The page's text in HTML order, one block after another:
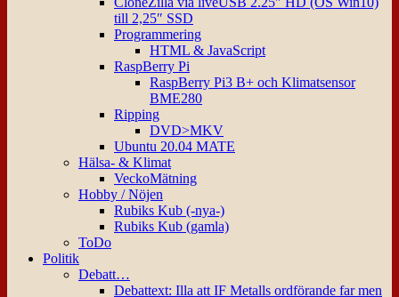
till 2,25″ SSD
Programmering
HTML & JavaScript
RaspBerry Pi
RaspBerry Pi3 B+ och Klimatsensor
BME280
Ripping
DVD>MKV
Ubuntu 20.04 MATE
Hälsa- & Klimat
VeckoMätning
Hobby / Nöjen
Rubiks Kub (-nya-)
Rubiks Kub (gamla)
ToDo
Politik
Debatt…
Debattext: Illa att IF Metalls ordförande far men